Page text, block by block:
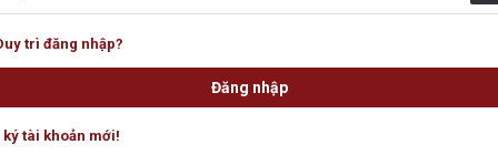
trì đăng nhập?
tài khoản mới!